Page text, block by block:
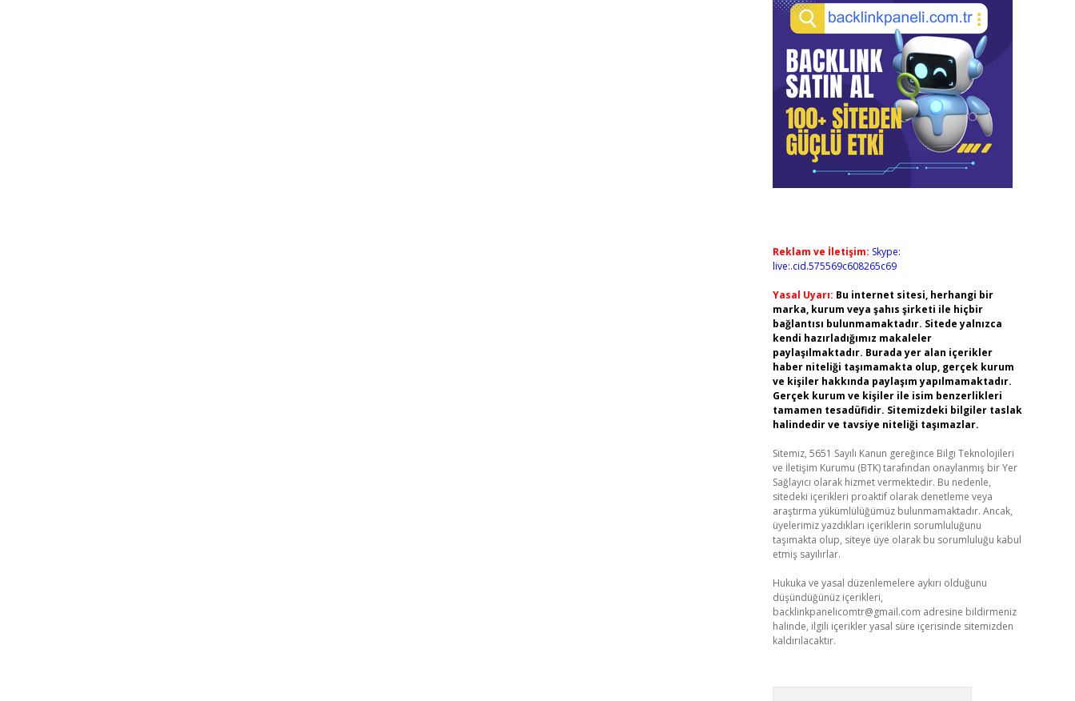
Reklam ve İletişim: Skype:
live:.cid.575569c608265c69
Yasal Uyarı: Bu internet sitesi, herhangi bir
marka, kurum veya şahıs şirketi ile hiçbir
bağlantısı bulunmamaktadır. Sitede yalnızca
kendi hazırladığımız makaleler
paylaşılmaktadır. Burada yer alan içerikler
haber niteliği taşımamakta olup, gerçek kurum
ve kişiler hakkında paylaşım yapılmamaktadır.
Gerçek kurum ve kişiler ile isim benzerlikleri
tamamen tesadüfidir. Sitemizdeki bilgiler taslak
halindedir ve tavsiye niteliği taşımazlar.
Sitemiz, 5651 Sayılı Kanun gereğince Bilgi Teknolojileri
ve İletişim Kurumu (BTK) tarafından onaylanmış bir Yer
Sağlayıcı olarak hizmet vermektedir. Bu nedenle,
sitedeki içerikleri proaktif olarak denetleme veya
araştırma yükümlülüğümüz bulunmamaktadır. Ancak,
üyelerimiz yazdıkları içeriklerin sorumluluğunu
taşımakta olup, siteye üye olarak bu sorumluluğu kabul
etmiş sayılırlar.
Hukuka ve yasal düzenlemelere aykırı olduğunu
düşündüğünüz içerikleri,
backlinkpanelicomtr@gmail.com adresine bildirmeniz
halinde, ilgili içerikler yasal süre içerisinde sitemizden
kaldırılacaktır.